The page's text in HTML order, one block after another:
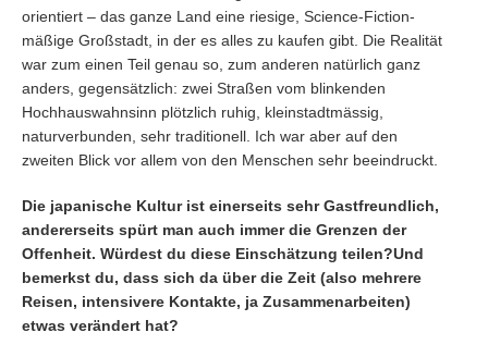
orientiert – das ganze Land eine riesige, Science-Fiction-
mäßige Großstadt, in der es alles zu kaufen gibt. Die Realität
war zum einen Teil genau so, zum anderen natürlich ganz
anders, gegensätzlich: zwei Straßen vom blinkenden
Hochhauswahnsinn plötzlich ruhig, kleinstadtmässig,
naturverbunden, sehr traditionell. Ich war aber auf den
zweiten Blick vor allem von den Menschen sehr beeindruckt.
Die japanische Kultur ist einerseits sehr Gastfreundlich,
andererseits spürt man auch immer die Grenzen der
Offenheit. Würdest du diese Einschätzung teilen?Und
bemerkst du, dass sich da über die Zeit (also mehrere
Reisen, intensivere Kontakte, ja Zusammenarbeiten)
etwas verändert hat?